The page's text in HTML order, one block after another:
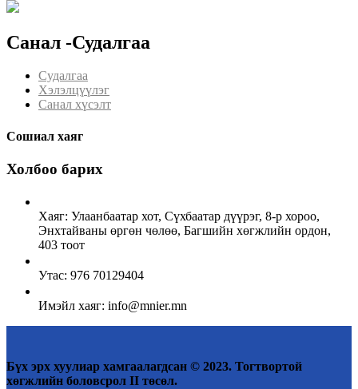
Санал -Судалгаа
Судалгаа
Хэлэлцүүлэг
Санал хүсэлт
Сошиал хаяг
Холбоо барих
Хаяг: Улаанбаатар хот, Сүхбаатар дүүрэг, 8-р хороо,
Энхтайваны өргөн чөлөө, Багшийн хөгжлийн ордон,
403 тоот
Утас: 976 70129404
Имэйл хаяг: info@mnier.mn
Бүх эрх хуулиар хамгаалагдсан © 2023. Тогтвортой
хөгжлийн боловсрол II төсөл.